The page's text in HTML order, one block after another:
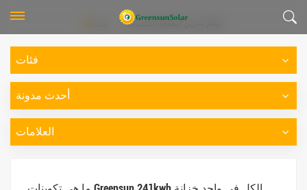
نظام تخزين الطاقة الشمسية
فئات
أحدث مدونة
العلامات